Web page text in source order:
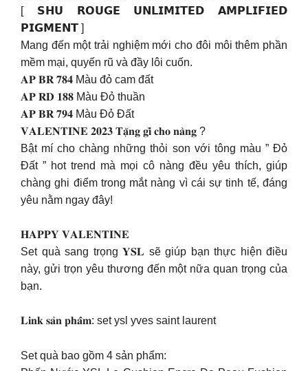
[ 𝗦𝗛𝗨 𝗥𝗢𝗨𝗚𝗘 𝗨𝗡𝗟𝗜𝗠𝗜𝗧𝗘𝗗 𝗔𝗠𝗣𝗟𝗜𝗙𝗜𝗘𝗗
𝗣𝗜𝗚𝗠𝗘𝗡𝗧 ]
Mang đến một trải nghiệm mới cho đôi môi thêm phần
mềm mại, quyến rũ và đầy lôi cuốn.
𝐀𝐏 𝐁𝐑 𝟕𝟖𝟒 Màu đỏ cam đất
𝐀𝐏 𝐑𝐃 𝟏𝟖𝟖 Màu Đỏ thuần
𝐀𝐏 𝐁𝐑 𝟕𝟗𝟒 Màu Đỏ Đất
𝐕𝐀𝐋𝐄𝐍𝐓𝐈𝐍𝐄 𝟐𝟎𝟐𝟑 𝐓𝐚̣̆𝐧𝐠 𝐠𝐢̀ 𝐜𝐡𝐨 𝐧𝐚̀𝐧𝐠 ?
Bật mí cho chàng những thỏi son với tông màu ” Đỏ
Đất ” hot trend mà mọi cô nàng đều yêu thích, giúp
chàng ghi điểm trong mắt nàng vì cái sự tinh tế, đáng
yêu nằm ngay đây!
𝐇𝐀𝐏𝐏𝐘 𝐕𝐀𝐋𝐄𝐍𝐓𝐈𝐍𝐄
Set quà sang trọng 𝐘𝐒𝐋 sẽ giúp bạn thực hiện điều
này, gửi trọn yêu thương đến một nữa quan trọng của
bạn.
𝐋𝐢𝐧𝐤 𝐬𝐚̉𝐧 𝐩𝐡𝐚̂̉𝐦: set ysl yves saint laurent
Set quà bao gồm 4 sản phẩm: